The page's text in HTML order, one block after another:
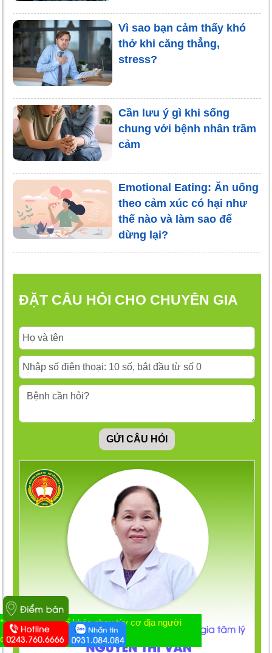
Vì sao bạn cảm thấy khó
thở khi căng thẳng,
stress?
Cần lưu ý gì khi sống
chung với bệnh nhân trầm
cảm
Emotional Eating: Ăn uống
theo cảm xúc có hại như
thế nào và làm sao để
dừng lại?
ĐẶT CÂU HỎI CHO CHUYÊN GIA
GỬI CÂU HỎI
* Tác dụng có thể khác nhau tùy cơ địa người
dùng